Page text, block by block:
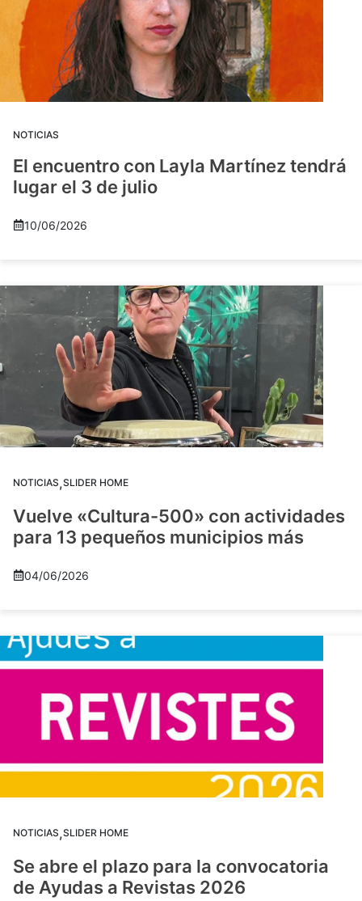
NOTICIAS
El encuentro con Layla Martínez tendrá
lugar el 3 de julio
10/06/2026
NOTICIAS,SLIDER HOME
Vuelve «Cultura-500» con actividades
para 13 pequeños municipios más
04/06/2026
NOTICIAS,SLIDER HOME
Se abre el plazo para la convocatoria
de Ayudas a Revistas 2026